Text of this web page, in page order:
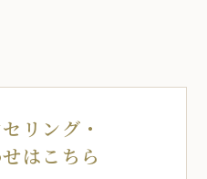
リング・
はこちら